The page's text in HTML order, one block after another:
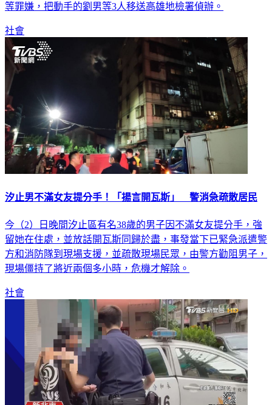
等罪嫌，把動手的劉男等3人移送高雄地檢署偵辦。
社會
汐止男不滿女友提分手！「揚言開瓦斯」 警消急疏散居民
今（2）日晚間汐止區有名38歲的男子因不滿女友提分手，強
留她在住處，並放話開瓦斯同歸於盡，事發當下已緊急派遣警
方和消防隊到現場支援，並疏散現場民眾，由警方勸阻男子，
現場僵持了將近兩個多小時，危機才解除。
社會